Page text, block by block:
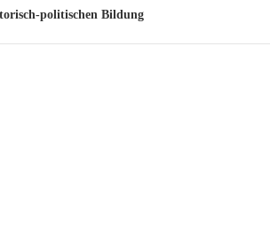
politischen Bildung